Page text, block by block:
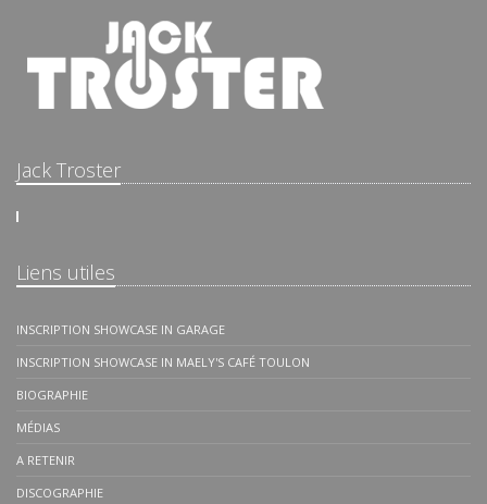
Jack Troster
Liens utiles
INSCRIPTION SHOWCASE IN GARAGE
INSCRIPTION SHOWCASE IN MAELY'S CAFÉ TOULON
BIOGRAPHIE
MÉDIAS
A RETENIR
DISCOGRAPHIE